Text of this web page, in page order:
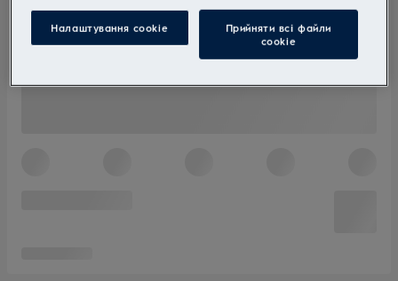
Налаштування cookie
Прийняти всі файли
сookie